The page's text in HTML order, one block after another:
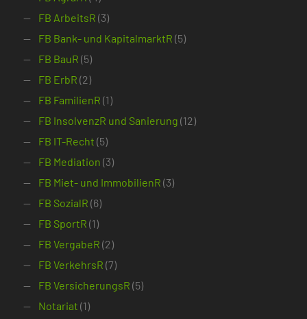
FB ArbeitsR (3)
FB Bank- und KapitalmarktR (5)
FB BauR (5)
FB ErbR (2)
FB FamilienR (1)
FB InsolvenzR und Sanierung (12)
FB IT-Recht (5)
FB Mediation (3)
FB Miet- und ImmobilienR (3)
FB SozialR (6)
FB SportR (1)
FB VergabeR (2)
FB VerkehrsR (7)
FB VersicherungsR (5)
Notariat (1)